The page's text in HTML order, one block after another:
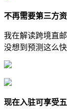
不再需要第三方
我在解读跨境直
没想到预测这么
现在入驻可享受